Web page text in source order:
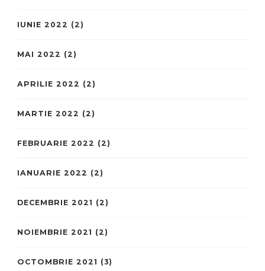
IUNIE 2022 (2)
MAI 2022 (2)
APRILIE 2022 (2)
MARTIE 2022 (2)
FEBRUARIE 2022 (2)
IANUARIE 2022 (2)
DECEMBRIE 2021 (2)
NOIEMBRIE 2021 (2)
OCTOMBRIE 2021 (3)